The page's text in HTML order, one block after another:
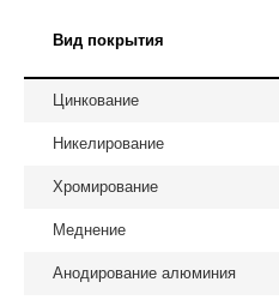
Вид покрытия
Цинкование
Никелирование
Хромирование
Меднение
Анодирование алюминия